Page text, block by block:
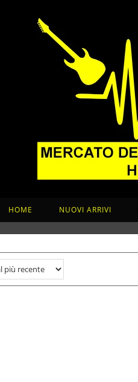
HOME NUOVI ARRIVI